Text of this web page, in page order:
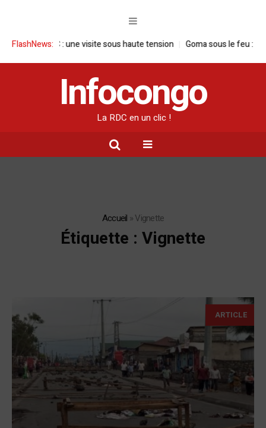
FlashNews:
: une visite sous haute tension Goma sous le feu : la situation
Infocongo
La RDC en un clic !
Accueil »Vignette
Étiquette : Vignette
ARTICLE